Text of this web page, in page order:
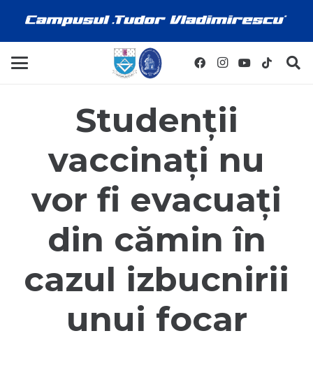
Studenții
vaccinați nu
vor fi evacuați
din cămin în
cazul izbucnirii
unui focar